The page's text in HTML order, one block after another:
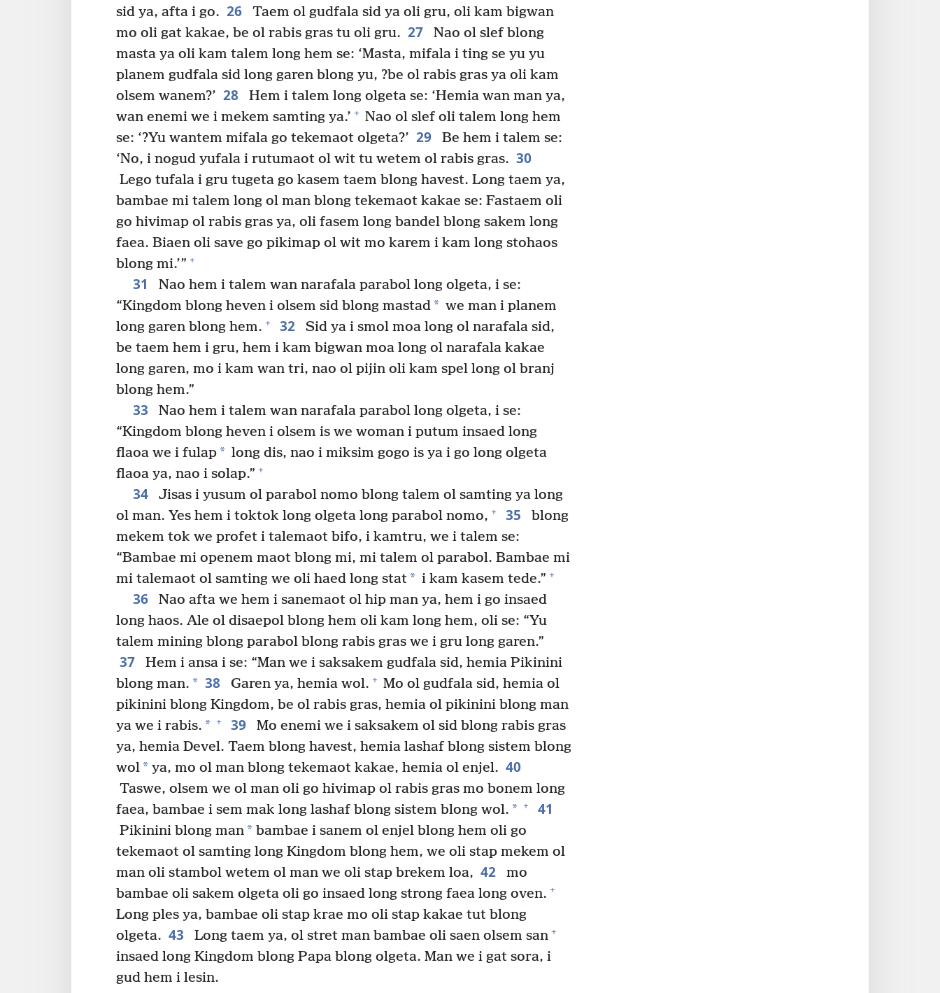
sid ya, afta i go. 26
Taem ol gudfala sid ya oli gru, oli kam bigwan
mo oli gat kakae, be ol rabis gras tu oli gru. 27
Nao ol slef blong
masta ya oli kam talem long hem se: ‘Masta, mifala i ting se yu yu
planem gudfala sid long garen blong yu, ?be ol rabis gras ya oli kam
olsem wanem?’ 28
Hem i talem long olgeta se: ‘Hemia wan man ya,
wan enemi we i mekem samting ya.’ + Nao ol slef oli talem long hem
se: ‘?Yu wantem mifala go tekemaot olgeta?’ 29
Be hem i talem se:
‘No, i nogud yufala i rutumaot ol wit tu wetem ol rabis gras. 30
Lego tufala i gru tugeta go kasem taem blong havest. Long taem ya,
bambae mi talem long ol man blong tekemaot kakae se: Fastaem oli
go hivimap ol rabis gras ya, oli fasem long bandel blong sakem long
faea. Biaen oli save go pikimap ol wit mo karem i kam long stohaos
blong mi.’” +
31
Nao hem i talem wan narafala parabol long olgeta, i se:
“Kingdom blong heven i olsem sid blong mastad* we man i planem
long garen blong hem. + 32
Sid ya i smol moa long ol narafala sid,
be taem hem i gru, hem i kam bigwan moa long ol narafala kakae
long garen, mo i kam wan tri, nao ol pijin oli kam spel long ol branj
blong hem.”
33
Nao hem i talem wan narafala parabol long olgeta, i se:
“Kingdom blong heven i olsem is we woman i putum insaed long
flaoa we i fulap* long dis, nao i miksim gogo is ya i go long olgeta
flaoa ya, nao i solap.” +
34
Jisas i yusum ol parabol nomo blong talem ol samting ya long
ol man. Yes hem i toktok long olgeta long parabol nomo, + 35
blong
mekem tok we profet i talemaot bifo, i kamtru, we i talem se:
“Bambae mi openem maot blong mi, mi talem ol parabol. Bambae mi
mi talemaot ol samting we oli haed long stat* i kam kasem tede.” +
36
Nao afta we hem i sanemaot ol hip man ya, hem i go insaed
long haos. Ale ol disaepol blong hem oli kam long hem, oli se: “Yu
talem mining blong parabol blong rabis gras we i gru long garen.”
37
Hem i ansa i se: “Man we i saksakem gudfala sid, hemia Pikinini
blong man. * 38 Garen ya, hemia wol. + Mo ol gudfala sid, hemia ol
pikinini blong Kingdom, be ol rabis gras, hemia ol pikinini blong man
ya we i rabis. * + 39
Mo enemi we i saksakem ol sid blong rabis gras
ya, hemia Devel. Taem blong havest, hemia lashaf blong sistem blong
wol* ya, mo ol man blong tekemaot kakae, hemia ol enjel. 40
Taswe, olsem we ol man oli go hivimap ol rabis gras mo bonem long
faea, bambae i sem mak long lashaf blong sistem blong wol. * + 41
Pikinini blong man* bambae i sanem ol enjel blong hem oli go
tekemaot ol samting long Kingdom blong hem, we oli stap mekem ol
man oli stambol wetem ol man we oli stap brekem loa, 42
mo
bambae oli sakem olgeta oli go insaed long strong faea long oven. +
Long ples ya, bambae oli stap krae mo oli stap kakae tut blong
olgeta. 43 Long taem ya, ol stret man bambae oli saen olsem san +
insaed long Kingdom blong Papa blong olgeta. Man we i gat sora, i
gud hem i lesin.